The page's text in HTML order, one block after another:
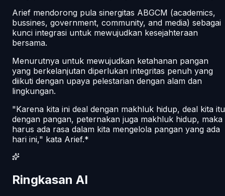
Arief mendorong pula sinergitas ABGCM (academics,
bussines, government, community, and media) sebagai
kunci integrasi untuk mewujudkan kesejahteraan
bersama.
Menurutnya untuk mewujudkan ketahanan pangan
yang berkelanjutan diperlukan integritas penuh yang
diikuti dengan upaya pelestarian dengan alam dan
lingkungan.
"Karena kita ini deal dengan makhluk hidup, deal kita itu
dengan pangan, peternakan juga makhluk hidup, maka
harus ada rasa dalam kita mengelola pangan yang ada
hari ini," kata Arief.*
Ringkasan AI